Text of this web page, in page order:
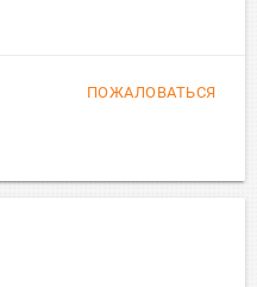
ПОЖАЛОВАТЬСЯ